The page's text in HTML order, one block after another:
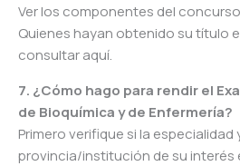
Ver los componentes del
Quienes hayan obtenido su título
consultar aquí.
7. ¿Cómo hago para rendir el
de Bioquímica y de Enfermería?
Primero verifique si la
provincia/institución de su interés